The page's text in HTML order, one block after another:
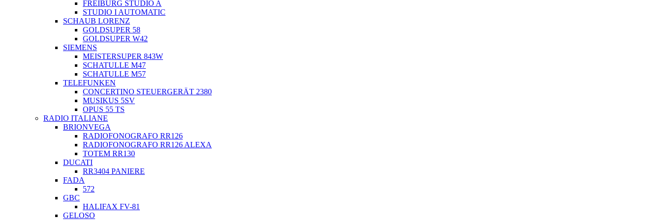
FREIBURG STUDIO A
STUDIO I AUTOMATIC
SCHAUB LORENZ
GOLDSUPER 58
GOLDSUPER W42
SIEMENS
MEISTERSUPER 843W
SCHATULLE M47
SCHATULLE M57
TELEFUNKEN
CONCERTINO STEUERGERÄT 2380
MUSIKUS 5SV
OPUS 55 TS
RADIO ITALIANE
BRIONVEGA
RADIOFONOGRAFO RR126
RADIOFONOGRAFO RR126 ALEXA
TOTEM RR130
DUCATI
RR3404 PANIERE
FADA
572
GBC
HALIFAX FV-81
GELOSO